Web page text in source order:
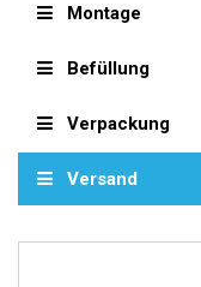
Montage
Befüllung
Verpackung
Versand